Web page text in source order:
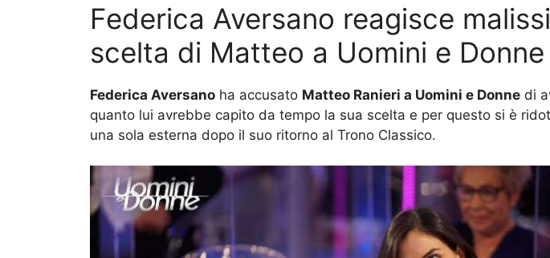
Federica Aversano reagisce
scelta di Matteo a Uomini e Donne
Federica Aversano ha accusato Matteo Ranieri a Uomini e Donne di
quanto lui avrebbe capito da tempo la sua scelta e per questo si è
una sola esterna dopo il suo ritorno al Trono Classico.